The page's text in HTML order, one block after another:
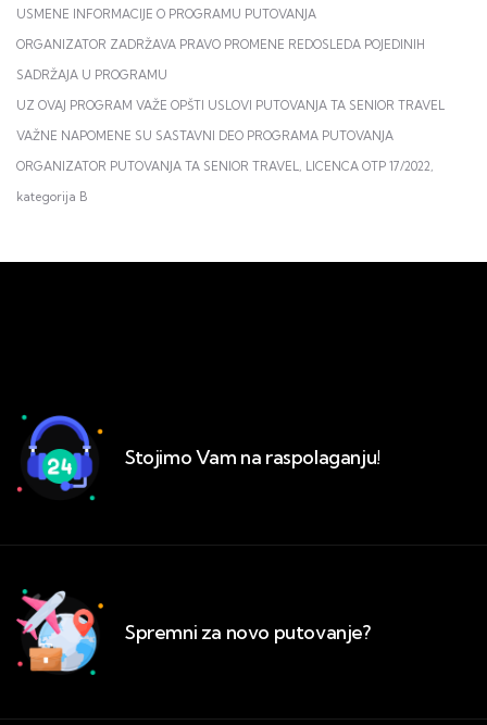
USMENE INFORMACIJE O PROGRAMU PUTOVANJA
ORGANIZATOR ZADRŽAVA PRAVO PROMENE REDOSLEDA POJEDINIH
SADRŽAJA U PROGRAMU
UZ OVAJ PROGRAM VAŽE OPŠTI USLOVI PUTOVANJA TA SENIOR TRAVEL
VAŽNE NAPOMENE SU SASTAVNI DEO PROGRAMA PUTOVANJA
ORGANIZATOR PUTOVANJA TA SENIOR TRAVEL, LICENCA OTP 17/2022,
kategorija B
Stojimo Vam na raspolaganju!
Spremni za novo putovanje?